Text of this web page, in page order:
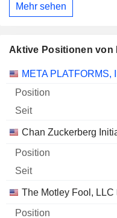
Mehr sehen
Aktive Positionen von
Unternehmen Position
META PLATFORMS,
Chan Zuckerberg
The Motley Fool, LLC